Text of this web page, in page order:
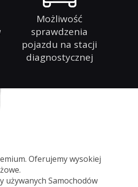
Możliwość
sprawdzenia
pojazdu na stacji
diagnostycznej
Oferujemy wysokiej
używanych Samochodów